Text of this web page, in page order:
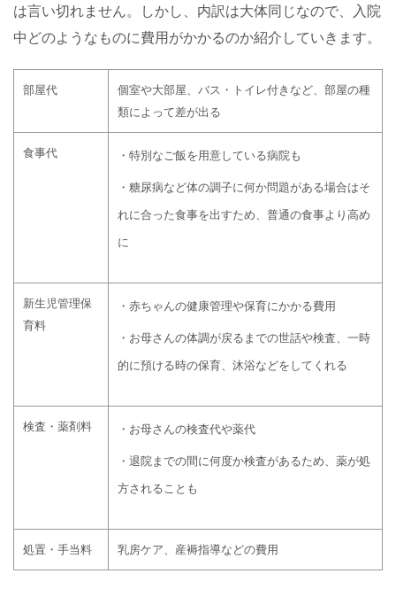
は言い切れません。しかし、内訳は大体同じなので、入院
中どのようなものに費用がかかるのか紹介していきます。
部屋代
個室や大部屋、バス・トイレ付きなど、部屋の種
類によって差が出る
食事代 ・特別なご飯を用意している病院も
・糖尿病など体の調子に何か問題がある場合はそ
れに合った食事を出すため、普通の食事より高め
に
新生児管理保
育料
・赤ちゃんの健康管理や保育にかかる費用
・お母さんの体調が戻るまでの世話や検査、一時
的に預ける時の保育、沐浴などをしてくれる
検査・薬剤料 ・お母さんの検査代や薬代
・退院までの間に何度か検査があるため、薬が処
方されることも
処置・手当料 乳房ケア、産褥指導などの費用